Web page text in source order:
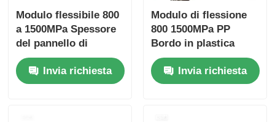
Modulo flessibile 800
a 1500MPa Spessore
del pannello di
polipropilene PP
Tipicamente da 1 mm
a 20 mm Ideale per
Invia richiesta
Modulo di flessione
800 1500MPa PP
Bordo in plastica
Strato di
polipropilene
Resistente agli acidi
Invia richiesta